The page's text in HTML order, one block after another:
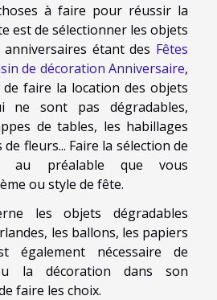
à faire pour réussir la
est de sélectionner les objets
étant des Fêtes
de décoration Anniversaire,
faire la location des objets
ne sont pas dégradables,
de tables, les habillages
fleurs... Faire la sélection de
au préalable que vous
ou style de fête.
les objets dégradables
les ballons, les papiers
également nécessaire de
la décoration dans son
faire les choix.